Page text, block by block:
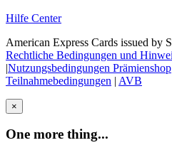
Hilfe Center
American Express Cards issued by
Rechtliche Bedingungen und
|Nutzungsbedingungen Prämienshop
Teilnahmebedingungen | AVB
×
One more thing...